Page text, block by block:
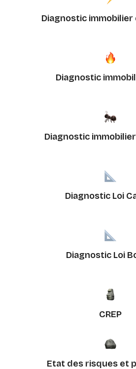
Diagnostic
Diagnostic
Diagnostic
Diagnostic Loi
Diagnostic Loi
CREP
Etat des risques et